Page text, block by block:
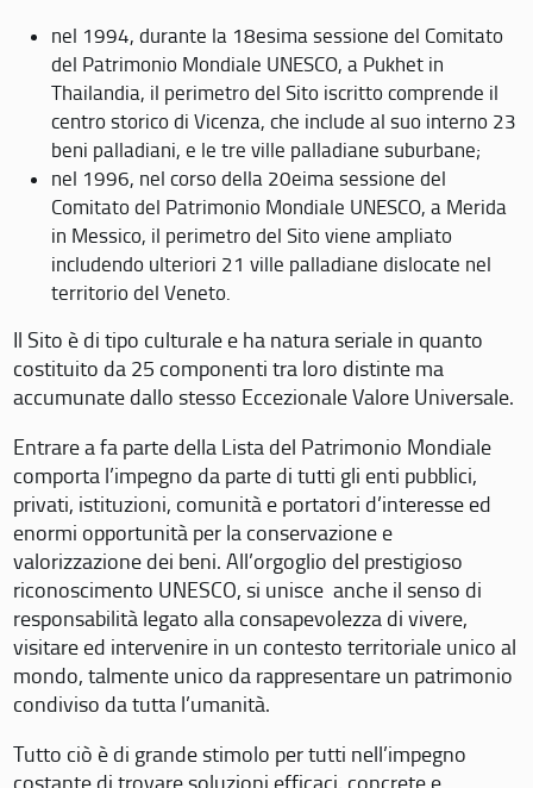
nel 1994, durante la 18esima sessione del Comitato
del Patrimonio Mondiale UNESCO, a Pukhet in
Thailandia, il perimetro del Sito iscritto comprende il
centro storico di Vicenza, che include al suo interno 23
beni palladiani, e le tre ville palladiane suburbane;
nel 1996, nel corso della 20eima sessione del
Comitato del Patrimonio Mondiale UNESCO, a Merida
in Messico, il perimetro del Sito viene ampliato
includendo ulteriori 21 ville palladiane dislocate nel
territorio del Veneto.
Il Sito è di tipo culturale e ha natura seriale in quanto
costituito da 25 componenti tra loro distinte ma
accumunate dallo stesso Eccezionale Valore Universale.
Entrare a fa parte della Lista del Patrimonio Mondiale
comporta l’impegno da parte di tutti gli enti pubblici,
privati, istituzioni, comunità e portatori d’interesse ed
enormi opportunità per la conservazione e
valorizzazione dei beni. All’orgoglio del prestigioso
riconoscimento UNESCO, si unisce anche il senso di
responsabilità legato alla consapevolezza di vivere,
visitare ed intervenire in un contesto territoriale unico al
mondo, talmente unico da rappresentare un patrimonio
condiviso da tutta l’umanità.
Tutto ciò è di grande stimolo per tutti nell’impegno